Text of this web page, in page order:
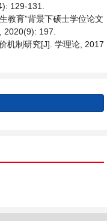
129-131.
教育”背景下硕士学位论文
2020(9): 197.
机制研究[J]. 学理论, 2017